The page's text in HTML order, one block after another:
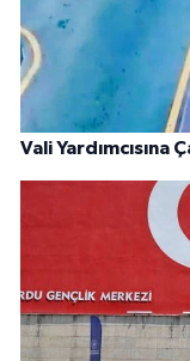
Vali Yardımcısına